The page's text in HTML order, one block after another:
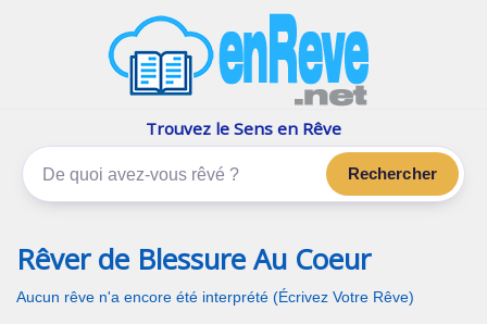
Les rêves, c'est plus que çaTrouvez le Sens en Rêve
Rechercher
Rêver de Blessure Au Coeur
Aucun rêve n'a encore été interprété (Écrivez Votre Rêve)